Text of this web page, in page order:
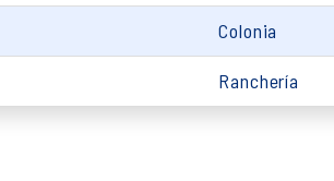
Colonia
Ranchería